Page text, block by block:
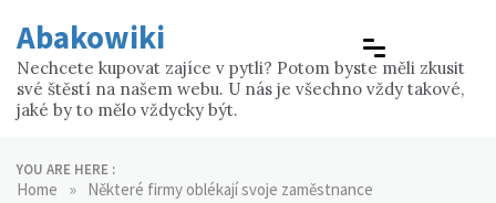
content
Abakowiki
Nechcete kupovat zajíce v pytli? Potom byste měli zkusit
své štěstí na našem webu. U nás je všechno vždy takové,
jaké by to mělo vždycky být.
YOU ARE HERE :
Home » Některé firmy oblékají svoje zaměstnance